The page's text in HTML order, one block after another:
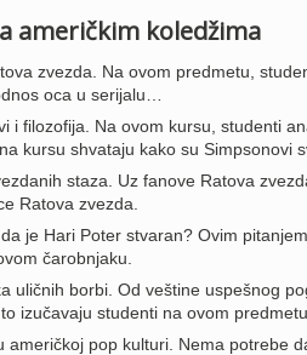
američkim koledžima
zvezda. Na ovom predmetu,
oca u serijalu…
i filozofija. Na ovom kursu, studenti
kursu shvataju kako su Simpsonovi
staza. Uz fanove Ratova
Ratova zvezda.
je Hari Poter stvaran? Ovim
čarobnjaku.
uličnih borbi. Od veštine uspešnog
izučavaju studenti na ovom predmetu.
američkoj pop kulturi. Nema potrebe